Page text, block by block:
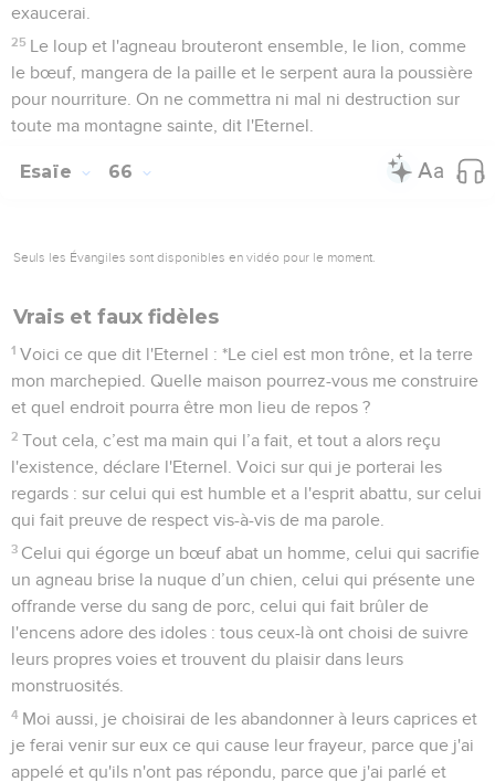
exaucerai.
25 Le loup et l'agneau brouteront ensemble, le lion, comme
le bœuf, mangera de la paille et le serpent aura la poussière
pour nourriture. On ne commettra ni mal ni destruction sur
toute ma montagne sainte, dit l'Eternel.
Esaïe 66
Seuls les Évangiles sont disponibles en vidéo pour le moment.
Vrais et faux fidèles
1 Voici ce que dit l'Eternel : *Le ciel est mon trône, et la terre
mon marchepied. Quelle maison pourrez-vous me construire
et quel endroit pourra être mon lieu de repos ?
2 Tout cela, c’est ma main qui l’a fait, et tout a alors reçu
l'existence, déclare l'Eternel. Voici sur qui je porterai les
regards : sur celui qui est humble et a l'esprit abattu, sur celui
qui fait preuve de respect vis-à-vis de ma parole.
3 Celui qui égorge un bœuf abat un homme, celui qui sacrifie
un agneau brise la nuque d’un chien, celui qui présente une
offrande verse du sang de porc, celui qui fait brûler de
l'encens adore des idoles : tous ceux-là ont choisi de suivre
leurs propres voies et trouvent du plaisir dans leurs
monstruosités.
4 Moi aussi, je choisirai de les abandonner à leurs caprices et
je ferai venir sur eux ce qui cause leur frayeur, parce que j'ai
appelé et qu'ils n'ont pas répondu, parce que j'ai parlé et